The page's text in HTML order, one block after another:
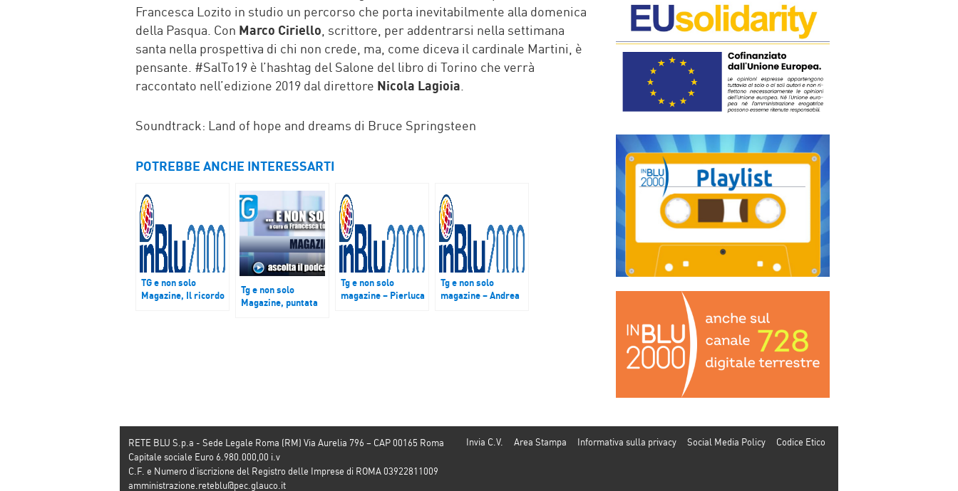
Francesca Lozito in studio un percorso che porta inevitabilmente alla domenica
della Pasqua. Con Marco Ciriello , scrittore, per addentrarsi nella settimana
santa nella prospettiva di chi non crede, ma, come diceva il cardinale Martini, è
pensante. #SalTo19 è l’hashtag del Salone del libro di Torino che verrà
raccontato nell’edizione 2019 dal direttore Nicola Lagioia
Soundtrack: Land of hope and dreams di Bruce Springsteen
POTREBBE ANCHE INTERESSARTI
TG e non solo
Magazine, Il ricordo
Tg e non solo
Magazine, puntata
Tg e non solo
magazine – Pierluca
Tg e non solo
magazine – Andrea
Invia C.V. Area Stampa Informativa sulla privacy Social Media Policy Codice Etico
RETE BLU S.p.a - Sede Legale Roma (RM) Via Aurelia 796 – CAP 00165 Roma
Capitale sociale Euro 6.980.000,00 i.v
C.F. e Numero d’iscrizione del Registro delle Imprese di ROMA 03922811009
amministrazione.reteblu@pec.glauco.it